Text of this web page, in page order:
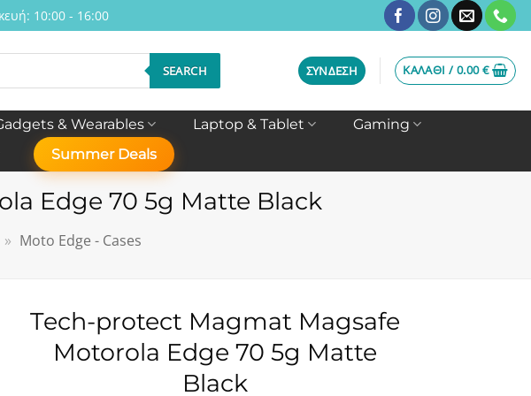
10:00 - 16:00
SEARCH ΣΎΝΔΕΣΗ ΚΑΛΆΘΙ /0.00€
& Wearables Laptop & Tablet
Gaming
Summer Deals
Edge 70 5g Matte Black
» Moto Edge - Cases
Tech-protect Magmat Magsafe
Motorola Edge 70 5g Matte
Black